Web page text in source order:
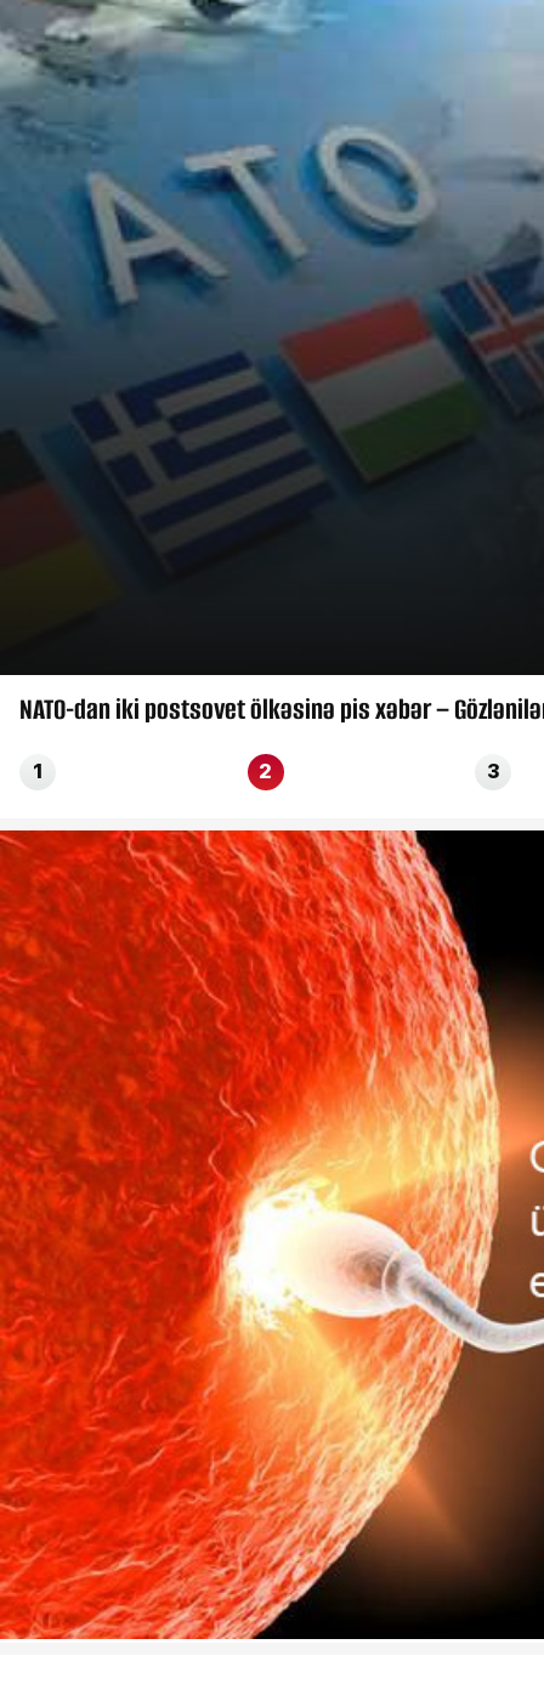
NATO-dan iki postsovet ölkəsinə pis xəbər –
1 2 3